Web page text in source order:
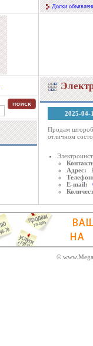
Доски
2025-04-
Продам
отличном
Адрес:
E-mail:
©